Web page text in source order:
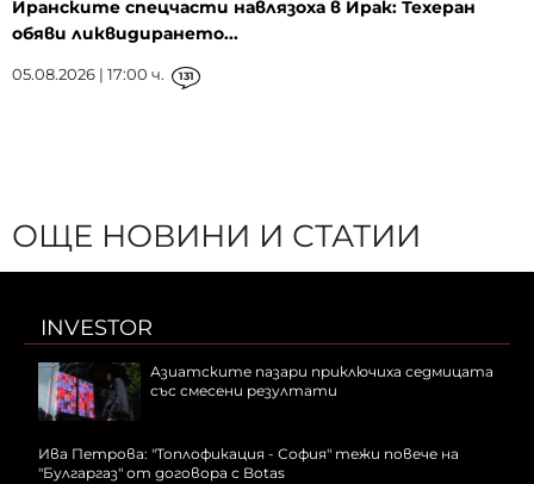
Иранските спецчасти навлязоха в Ирак: Техеран
обяви ликвидирането...
05.08.2026 | 17:00 ч. 131
ОЩЕ НОВИНИ И СТАТИИ
INVESTOR
Азиатските пазари приключиха седмицата
със смесени резултати
Ива Петрова: "Топлофикация - София" тежи повече на
"Булгаргаз" от договора с Botas